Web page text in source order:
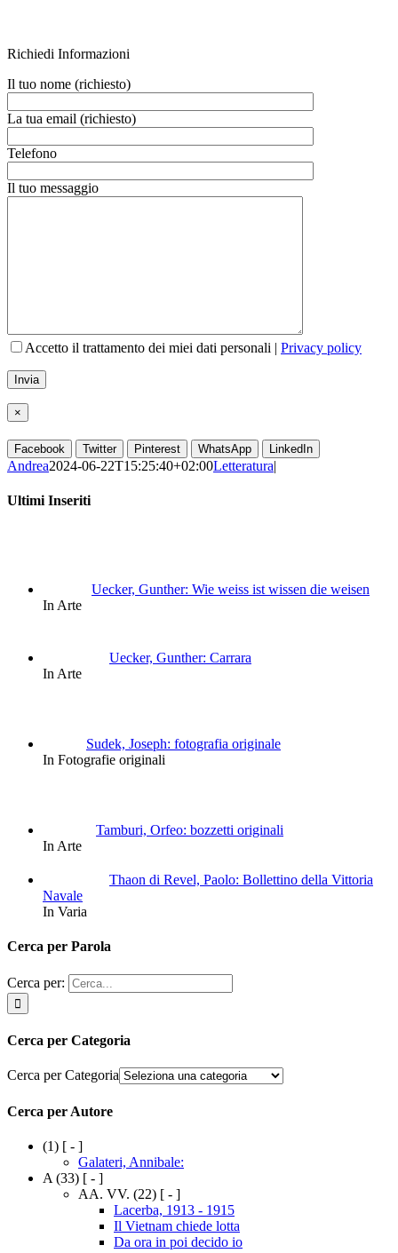
Richiedi Informazioni
Il tuo nome (richiesto)
La tua email (richiesto)
Telefono
Il tuo messaggio
Accetto il trattamento dei miei dati personali | Privacy policy
×
Facebook Twitter Pinterest WhatsApp LinkedIn
Andrea2024-06-22T15:25:40+02:00Letteratura|
Ultimi Inseriti
Uecker, Gunther: Wie weiss ist wissen die weisen
In Arte
Uecker, Gunther: Carrara
In Arte
Sudek, Joseph: fotografia originale
In Fotografie originali
Tamburi, Orfeo: bozzetti originali
In Arte
Thaon di Revel, Paolo: Bollettino della Vittoria
Navale
In Varia
Cerca per Parola
Cerca per:
Cerca per Categoria
Cerca per Categoria
Cerca per Autore
(1) [ - ]
Galateri, Annibale:
A (33) [ - ]
AA. VV. (22) [ - ]
Lacerba, 1913 - 1915
Il Vietnam chiede lotta
Da ora in poi decido io